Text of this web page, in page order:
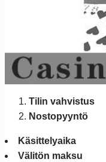
Tilin vahvistus
Nostopyyntö
Käsittelyaika
Välitön maksu